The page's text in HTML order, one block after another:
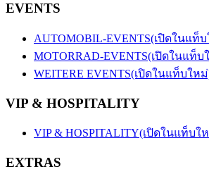
EVENTS
AUTOMOBIL-EVENTS(เปิดในแท็
MOTORRAD-EVENTS(เปิดในแท็บ
WEITERE EVENTS(เปิดในแท็บให
VIP & HOSPITALITY
VIP & HOSPITALITY(เปิดในแท็บใ
EXTRAS